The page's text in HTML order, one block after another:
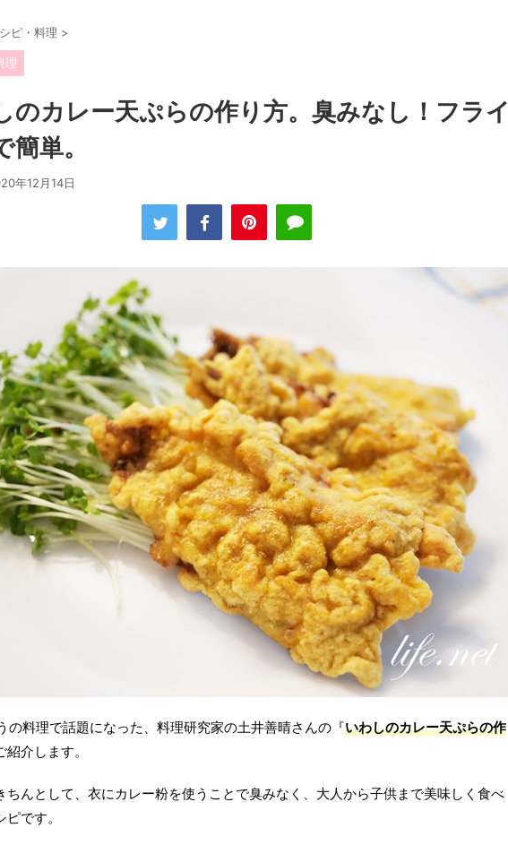
ピ・料理 >
理
のカレー天ぷらの作り方。臭みなし！フライ
単。
年12月14日
の料理で話題になった、料理研究家の土井善晴さんの『いわしのカレー天ぷらの作
紹介します。
ちんとして、衣にカレー粉を使うことで臭みなく、大人から子供まで美味しく食べ
です。